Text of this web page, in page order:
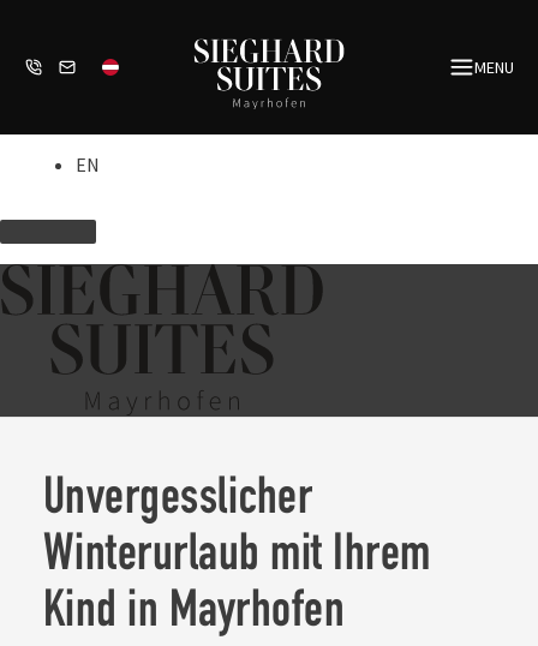
springen
MENU
EN
Unvergesslicher
Winterurlaub mit Ihrem
Kind in Mayrhofen